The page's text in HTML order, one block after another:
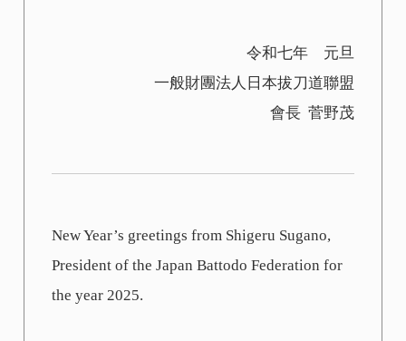
令和七年 元旦
一般財團法人日本拔刀道聯盟
會長 菅野茂
New Year’s greetings from Shigeru Sugano,
President of the Japan Battodo Federation for
the year 2025.